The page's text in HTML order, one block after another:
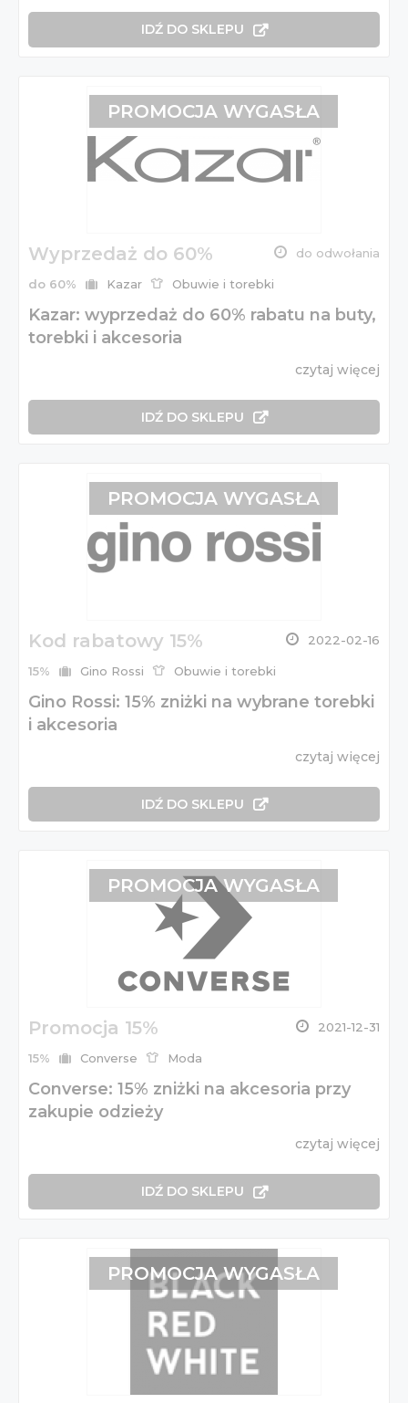
IDŹ DO SKLEPU
Wyprzedaż do 60% do odwołania
do 60% Kazar Obuwie i torebki
Kazar: wyprzedaż do 60% rabatu na buty,
torebki i akcesoria
czytaj więcej
IDŹ DO SKLEPU
PROMOCJA WYGASŁA
Kod rabatowy 15% 2022-02-16
15% Gino Rossi Obuwie i torebki
Gino Rossi: 15% zniżki na wybrane torebki
i akcesoria
czytaj więcej
IDŹ DO SKLEPU
PROMOCJA WYGASŁA
Promocja 15% 2021-12-31
15% Converse Moda
Converse: 15% zniżki na akcesoria przy
zakupie odzieży
czytaj więcej
IDŹ DO SKLEPU
PROMOCJA WYGASŁA
PROMOCJA WYGASŁA